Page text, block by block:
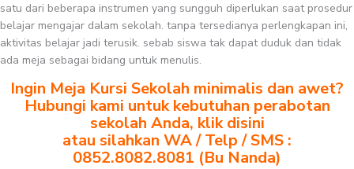
satu dari beberapa instrumen yang sungguh diperlukan saat prosedur
belajar mengajar dalam sekolah. tanpa tersedianya perlengkapan ini,
aktivitas belajar jadi terusik. sebab siswa tak dapat duduk dan tidak
ada meja sebagai bidang untuk menulis.
Ingin Meja Kursi Sekolah minimalis dan awet?
Hubungi kami untuk kebutuhan perabotan
sekolah Anda, klik disini
atau silahkan WA / Telp / SMS :
0852.8082.8081 (Bu Nanda)